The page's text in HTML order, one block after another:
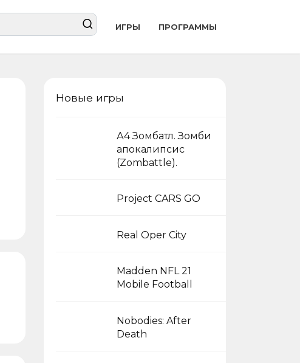
ИГРЫ ПРОГРАММЫ
Новые игры
А4 Зомбатл. Зомби
апокалипсис
(Zombattle).
Project CARS GO
Real Oper City
Madden NFL 21
Mobile Football
Nobodies: After
Death